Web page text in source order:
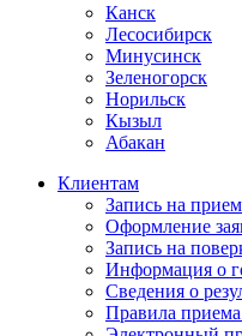
Канск
Лесосибирск
Минусинск
Зеленогорск
Норильск
Кызыл
Абакан
Клиентам
Запись на
Оформление
Запись на
Информация о
Сведения о
Правила